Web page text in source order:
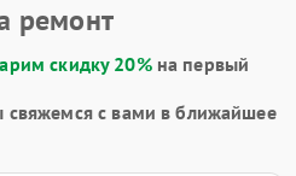
ремонт
скидку 20%на первый
с вами в ближайшее